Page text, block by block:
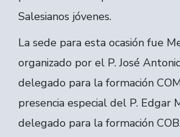
Salesianos jóvenes.
La sede para esta ocasión fue
organizado por el P. José
delegado para la formación
presencia especial del P. Edgar
delegado para la formación